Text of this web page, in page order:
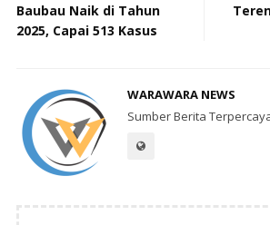
Baubau Naik di Tahun
2025, Capai 513 Kasus
WARAWARA NEWS
Sumber Berita